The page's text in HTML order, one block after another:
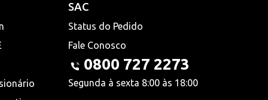
SAC
Status do Pedido
Fale Conosco
0800 727 2273
Segunda à sexta 8:00 às 18:00